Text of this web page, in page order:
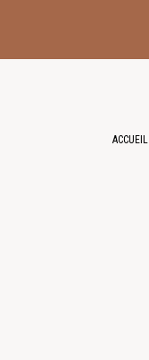
ACCUEIL